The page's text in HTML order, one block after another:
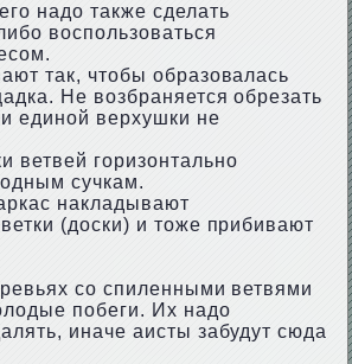
надо также сделать
воспользоваться
так, чтобы образовалась
Не возбраняется обрезать
единой верхушки не
ветвей горизонтально
сучкам.
накладывают
(доски) и тоже прибивают
со спиленными ветвями
побеги. Их надо
иначе аисты забудут сюда